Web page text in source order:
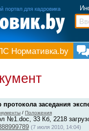
Нормативка.by
заседания
/ Положения
№1.doc, 33 Кб, 2218
(7 июля 2010, 14:04)